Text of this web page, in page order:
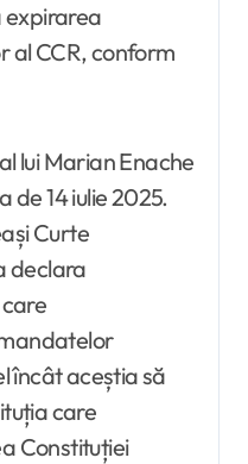
expirarea
al CCR, conform
lui Marian Enache
de 14 iulie 2025.
Curte
declara
încât aceștia să
care
Constituției